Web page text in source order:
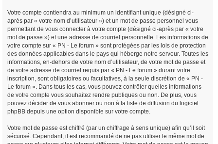
Votre compte contiendra au minimum un identifiant unique (désigné ci-
après par « votre nom d’utilisateur ») et un mot de passe personnel vous
permettant de vous connecter à votre compte (désigné ci-après par « votre
mot de passe ») et une adresse de courriel personnelle. Les informations de
votre compte sur « PN - Le forum » sont protégées par les lois de protection
des données applicables dans le pays qui héberge notre serveur. Toutes les
informations, en-dehors de votre nom d’utilisateur, de votre mot de passe et
de votre adresse de courriel requis par « PN - Le forum » durant votre
inscription, sont obligatoires ou facultatives, à la seule discrétion de « PN -
Le forum ». Dans tous les cas, vous pouvez contrôler quelles informations
de votre compte vous souhaitez rendre publiques ou non. De plus, vous
pouvez décider de vous abonner ou non à la liste de diffusion du logiciel
phpBB depuis une option disponible sur votre compte.
Votre mot de passe est chiffré (par un chiffrage à sens unique) afin qu’il soit
sécurisé. Cependant, il est recommandé de ne pas utiliser le même mot de